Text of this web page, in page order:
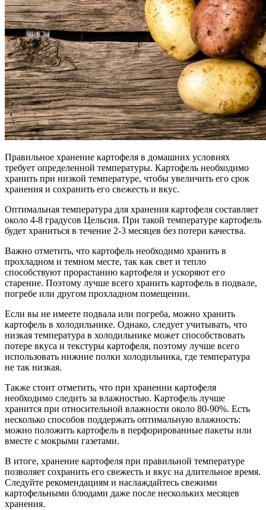
Правильное хранение картофеля в домашних условиях
требует определенной температуры. Картофель необходимо
хранить при низкой температуре, чтобы увеличить его срок
хранения и сохранить его свежесть и вкус.
Оптимальная температура для хранения картофеля составляет
около 4-8 градусов Цельсия. При такой температуре картофель
будет храниться в течение 2-3 месяцев без потери качества.
Важно отметить, что картофель необходимо хранить в
прохладном и темном месте, так как свет и тепло
способствуют прорастанию картофеля и ускоряют его
старение. Поэтому лучше всего хранить картофель в подвале,
погребе или другом прохладном помещении.
Если вы не имеете подвала или погреба, можно хранить
картофель в холодильнике. Однако, следует учитывать, что
низкая температура в холодильнике может способствовать
потере вкуса и текстуры картофеля, поэтому лучше всего
использовать нижние полки холодильника, где температура
не так низкая.
Также стоит отметить, что при хранении картофеля
необходимо следить за влажностью. Картофель лучше
хранится при относительной влажности около 80-90%. Есть
несколько способов поддержать оптимальную влажность:
можно положить картофель в перфорированные пакеты или
вместе с мокрыми газетами.
В итоге, хранение картофеля при правильной температуре
позволяет сохранить его свежесть и вкус на длительное время.
Следуйте рекомендациям и наслаждайтесь свежими
картофельными блюдами даже после нескольких месяцев
хранения.